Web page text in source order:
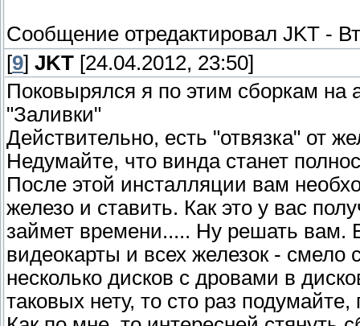
Сообщение отредактировал JKT -
[9] JKT [24.04.2012, 23:50]
Поковырялся я по этим сборкам на
"Заливки"
Действительно, есть "отвязка" от
Недумайте, что винда станет
После этой инсталляции вам
железо и ставить. Как это у вас
займет времени..... Ну решать вам.
видеокарты и всех железок - смело
несколько дисков с дровами в
таковых нету, то сто раз